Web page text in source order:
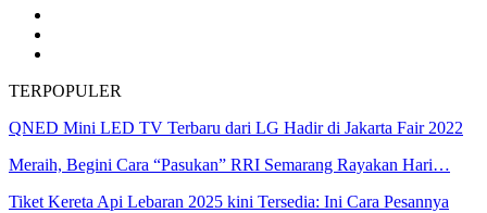
TERPOPULER
QNED Mini LED TV Terbaru dari LG Hadir di Jakarta Fair 2022
Meraih, Begini Cara “Pasukan” RRI Semarang Rayakan Hari…
Tiket Kereta Api Lebaran 2025 kini Tersedia: Ini Cara Pesannya